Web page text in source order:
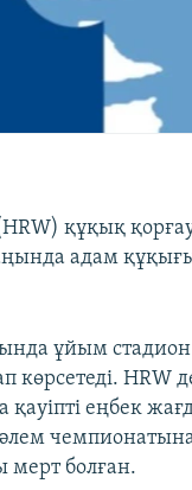
құқық
адам
ұйым
көрсетеді.
еңбек
болған.